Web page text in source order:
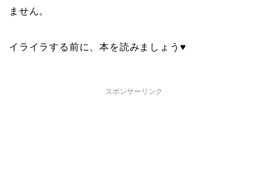
ません。
イライラする前に、本を読みましょう♥
スポンサーリンク